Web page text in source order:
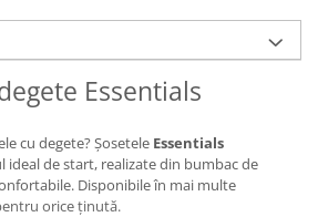
Essentials
cu degete? Șosetele Essentials
ideal de start, realizate din bumbac de
Disponibile în mai multe
orice ținută.